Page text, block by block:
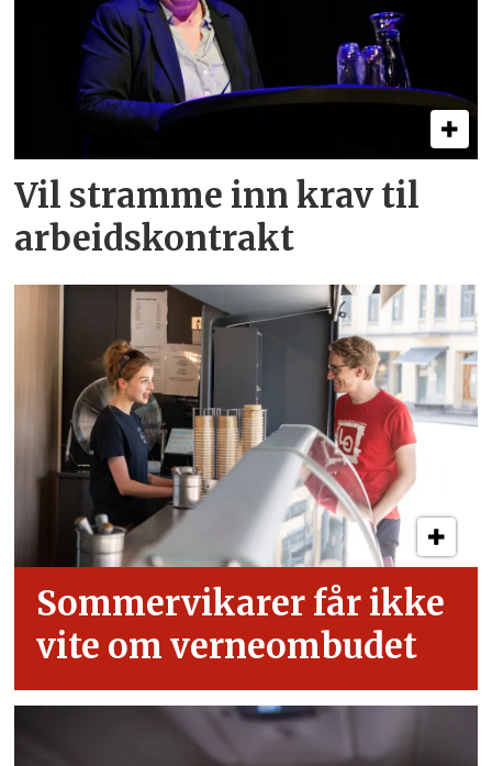
Vil stramme inn krav til
arbeids­kontrakt
Sommervikarer får ikke
vite om verneombudet